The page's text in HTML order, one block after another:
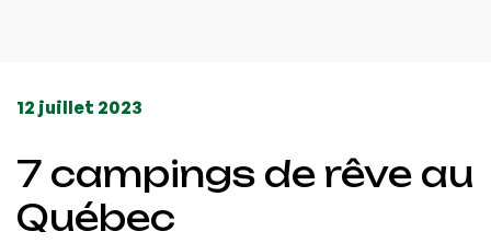
12 juillet 2023
7 campings de rêve au
Québec